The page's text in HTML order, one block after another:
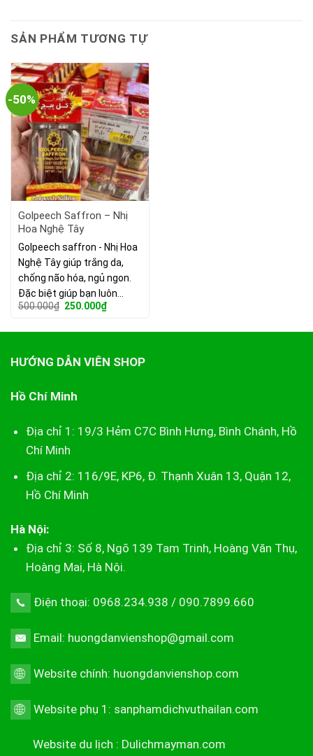
SẢN PHẨM TƯƠNG TỰ
-50%
Golpeech Saffron – Nhị
Hoa Nghệ Tây
Golpeech saffron - Nhị Hoa
Nghệ Tây giúp trắng da,
chống não hóa, ngủ ngon.
Đặc biệt giúp bạn luôn…
500.000₫ Giá
500.000₫.
250.000₫Giá
hiện
là:
HƯỚNG DẪN VIÊN SHOP
Hồ Chí Minh
Địa chỉ 1: 19/3 Hẻm C7C Bình Hưng, Bình Chánh, Hồ
Chí Minh
Địa chỉ 2: 116/9E, KP6, Đ. Thạnh Xuân 13, Quận 12,
Hồ Chí Minh
Hà Nội:
Địa chỉ 3: Số 8, Ngõ 139 Tam Trinh, Hoàng Văn Thụ,
Hoàng Mai, Hà Nội.
Điện thoại: 0968.234.938 / 090.7899.660
Email: huongdanvienshop@gmail.com
Website chính: huongdanvienshop.com
Website phụ 1: sanphamdichvuthailan.com
Website du lịch : Dulichmayman.com